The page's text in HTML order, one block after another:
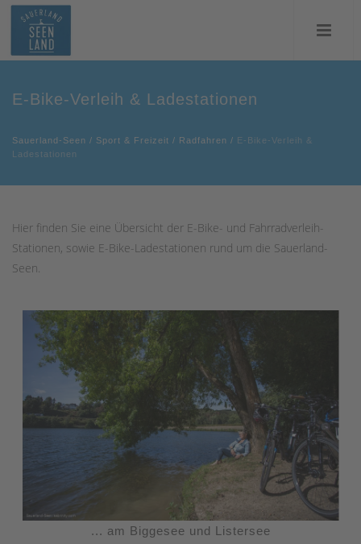
E-Bike-Verleih & Ladestationen
Sauerland-Seen / Sport & Freizeit / Radfahren / E-Bike-Verleih &
Ladestationen
Hier finden Sie eine Übersicht der E-Bike- und Fahrradverleih-
Stationen, sowie E-Bike-Ladestationen rund um die Sauerland-
Seen.
... am Biggesee und Listersee